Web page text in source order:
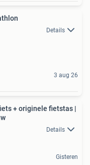
Details
3 aug 26
+ originele fietstas |
Details
Gisteren